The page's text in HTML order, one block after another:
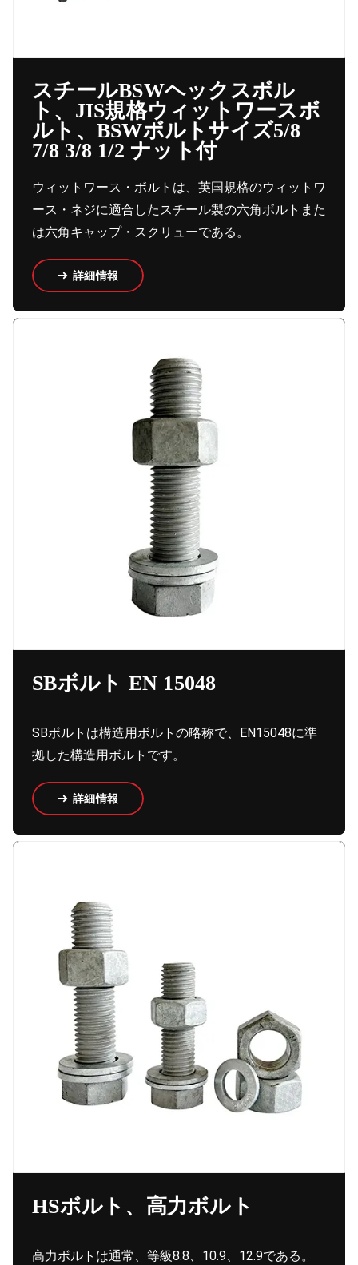
スチールBSWヘックスボル
ト、JIS規格ウィットワースボ
ルト、BSWボルトサイズ5/8
7/8 3/8 1/2 ナット付
ウィットワース・ボルトは、英国規格のウィットワ
ース・ネジに適合したスチール製の六角ボルトまた
は六角キャップ・スクリューである。
詳細情報
SBボルト EN 15048
SBボルトは構造用ボルトの略称で、EN15048に準
拠した構造用ボルトです。
詳細情報
HSボルト、高力ボルト
高力ボルトは通常、等級8.8、10.9、12.9である。